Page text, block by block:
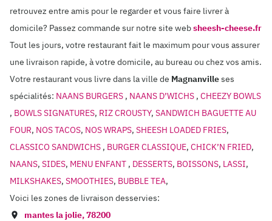
retrouvez entre amis pour le regarder et vous faire livrer à
domicile? Passez commande sur notre site websheesh-cheese.fr
Tout les jours, votre restaurant fait le maximum pour vous assurer
une livraison rapide, à votre domicile, au bureau ou chez vos amis.
Votre restaurant vous livre dans la ville de Magnanvilleses
spécialités: NAANS BURGERS , NAANS D’WICHS , CHEEZY BOWLS
, BOWLS SIGNATURES, RIZ CROUSTY, SANDWICH BAGUETTE AU
FOUR, NOS TACOS, NOS WRAPS, SHEESH LOADED FRIES,
CLASSICO SANDWICHS , BURGER CLASSIQUE, CHICK’N FRIED,
NAANS, SIDES, MENU ENFANT , DESSERTS, BOISSONS, LASSI,
MILKSHAKES, SMOOTHIES, BUBBLE TEA,
Voici les zones de livraison desservies:
mantes la jolie,78200